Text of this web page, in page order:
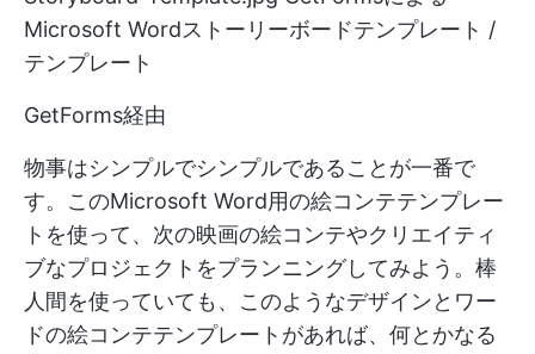
Microsoft Wordストーリーボードテンプレート /
テンプレート
GetForms経由
物事はシンプルでシンプルであることが一番で
す。このMicrosoft Word用の絵コンテテンプレー
トを使って、次の映画の絵コンテやクリエイティ
ブなプロジェクトをプランニングしてみよう。棒
人間を使っていても、このようなデザインとワー
ドの絵コンテテンプレートがあれば、何とかなる